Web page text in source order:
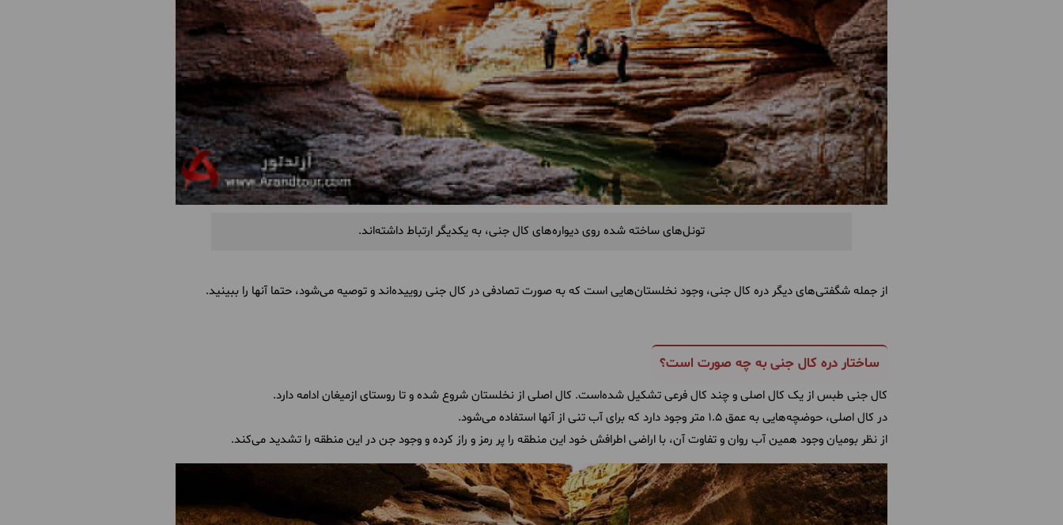
تونل‌های ساخته شده روی دیواره‌های کال جنی، به یکدیگر ارتباط داشته‌اند.
از جمله شگفتی‌های دیگر دره کال جنی، وجود نخلستان‌هایی است که به صورت تصادفی در کال جنی روییده‌اند و توصیه می‌شود، حتما آنها را ببینید.
ساختار دره کال جنی به چه صورت است؟
کال جنی طبس از یک کال اصلی و چند کال فرعی تشکیل شده‌است. کال اصلی از نخلستان شروع شده و تا روستای ازمیغان ادامه دارد.
در کال اصلی، حوضچه‌هایی به عمق 1.5 متر وجود دارد که برای آب تنی از آنها استفاده می‌شود.
از نظر بومیان وجود همین آب روان و تفاوت آن، با اراضی اطرافش خود این منطقه را پر رمز و راز کرده‌ و وجود جن در این منطقه را تشدید می‌کند.